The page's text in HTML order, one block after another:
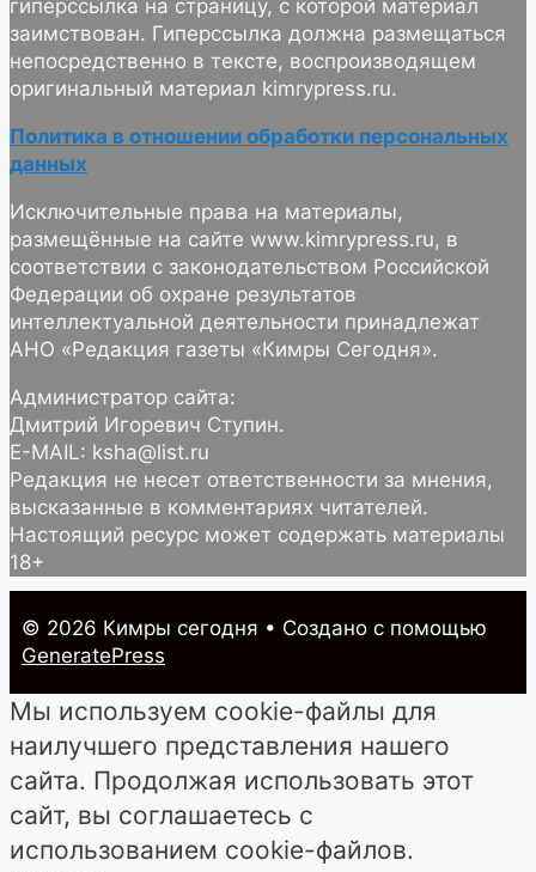
гиперссылка на страницу, с которой материал
заимствован. Гиперссылка должна размещаться
непосредственно в тексте, воспроизводящем
оригинальный материал kimrypress.ru.
Политика в отношении обработки персональных
данных
Исключительные права на материалы,
размещённые на сайте www.kimrypress.ru, в
соответствии с законодательством Российской
Федерации об охране результатов
интеллектуальной деятельности принадлежат
АНО «Редакция газеты «Кимры Сегодня».
Администратор сайта:
Дмитрий Игоревич Ступин.
E-MAIL: ksha@list.ru
Редакция не несет ответственности за мнения,
высказанные в комментариях читателей.
Настоящий ресурс может содержать материалы
18+
© 2026 Кимры cегодня • Создано с помощью
GeneratePress
Мы используем cookie-файлы для
наилучшего представления нашего
сайта. Продолжая использовать этот
сайт, вы соглашаетесь с
использованием cookie-файлов.